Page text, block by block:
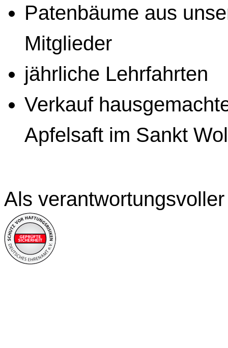
Patenbäume aus
Mitglieder
jährliche Lehrfahrten
Verkauf
Apfelsaft im Sankt
Als